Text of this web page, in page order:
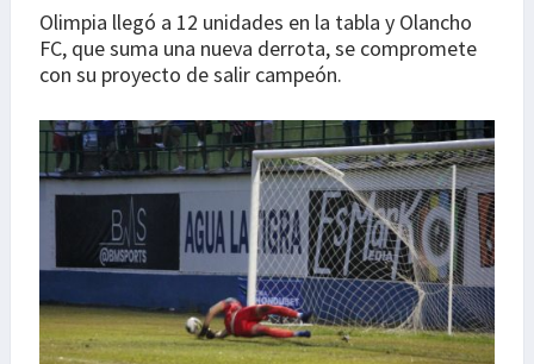
Olimpia llegó a 12 unidades en la tabla y Olancho
FC, que suma una nueva derrota, se compromete
con su proyecto de salir campeón.